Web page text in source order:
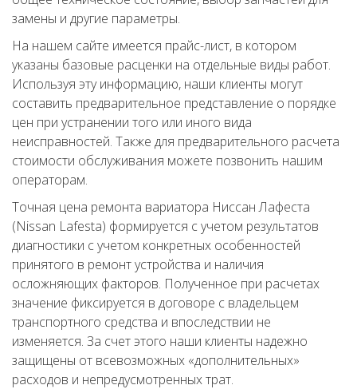
замены и другие параметры.
На нашем сайте имеется прайс-лист, в котором
указаны базовые расценки на отдельные виды работ.
Используя эту информацию, наши клиенты могут
составить предварительное представление о порядке
цен при устранении того или иного вида
неисправностей. Также для предварительного расчета
стоимости обслуживания можете позвонить нашим
операторам.
Точная цена ремонта вариатора Ниссан Лафеста
(Nissan Lafesta) формируется с учетом результатов
диагностики с учетом конкретных особенностей
принятого в ремонт устройства и наличия
осложняющих факторов. Полученное при расчетах
значение фиксируется в договоре с владельцем
транспортного средства и впоследствии не
изменяется. За счет этого наши клиенты надежно
защищены от всевозможных «дополнительных»
расходов и непредусмотренных трат.